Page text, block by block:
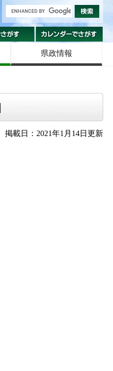
組織でさがす
県政情報
掲載日：2021年1月14日更新